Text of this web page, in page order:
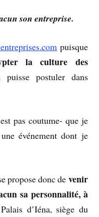
son entreprise.
puisque
la culture des
postuler dans
pas coutume- que je
événement dont je
propose donc de venir
sa personnalité, à
d’Iéna, siège du